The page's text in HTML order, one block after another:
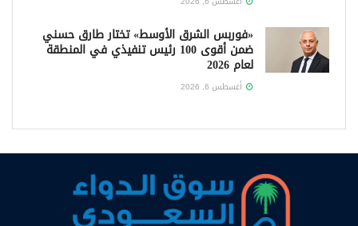
«فوربس الشرق الأوسط» تختار طارق حسني
ضمن أقوى 100 رئيس تنفيذي في المنطقة
لعام 2026
أغسطس 6, 2026